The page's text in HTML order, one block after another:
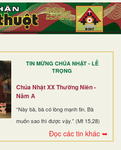
TIN MỪNG CHÚA NHẬT - LỄ
TRỌNG
Chúa Nhật XX Thường Niên -
Năm A
“Này bà, bà có lòng mạnh tin. Bà
muốn sao thì được vậy.” (Mt 15,28)
Đọc các tin khác ➥